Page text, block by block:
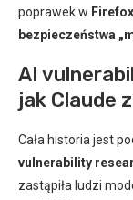
poprawek w
bezpieczeństwa
AI
jak Claude
Cała historia jest
vulnerability
zastąpiła ludzi